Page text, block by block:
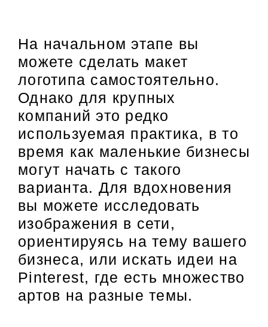
На начальном этапе вы
можете сделать макет
логотипа самостоятельно.
Однако для крупных
компаний это редко
используемая практика, в то
время как маленькие бизнесы
могут начать с такого
варианта. Для вдохновения
вы можете исследовать
изображения в сети,
ориентируясь на тему вашего
бизнеса, или искать идеи на
Pinterest, где есть множество
артов на разные темы.